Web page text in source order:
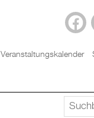
Veranstaltungskalender